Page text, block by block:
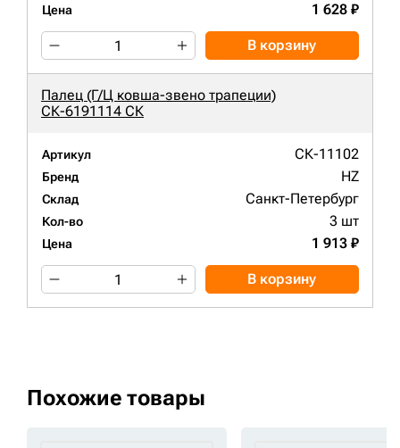
Цена 1 628 ₽
В корзину
Палец (Г/Ц ковша-звено трапеции)
СК-6191114 СК
Артикул СК-11102
Бренд HZ
Склад Санкт-Петербург
Кол-во 3 шт
Цена 1 913 ₽
В корзину
Похожие товары